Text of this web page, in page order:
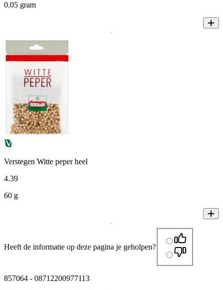
0.05 gram
Verstegen Witte peper heel
4.39
60 g
Heeft de informatie op deze pagina je geholpen?
857064 - 08712200977113